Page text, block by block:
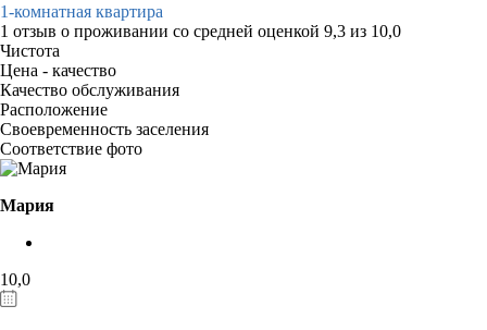
1-комнатная квартира
1 отзыв о проживании со средней оценкой 9,3 из 10,0
Чистота
Цена - качество
Качество обслуживания
Расположение
Своевременность заселения
Соответствие фото
Мария
10,0